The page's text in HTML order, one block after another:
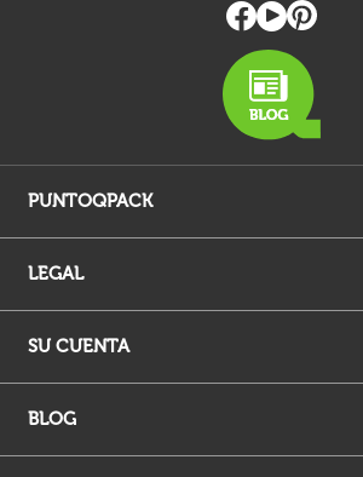
PUNTOQPACK
LEGAL
SU CUENTA
BLOG